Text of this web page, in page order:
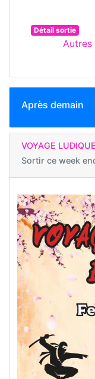
Détail sortie
Autres
Après demain
VOYAGE
Sortir ce week